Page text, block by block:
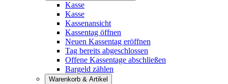
Kasse
Kasse
Kassenansicht
Kassentag öffnen
Neuen Kassentag eröffnen
Tag bereits abgeschlossen
Offene Kassentage abschließen
Bargeld zählen
Warenkorb & Artikel